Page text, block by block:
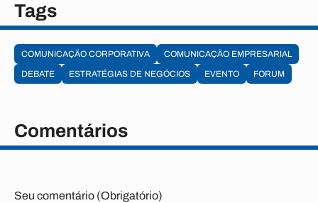
Tags
COMUNICAÇÃO CORPORATIVA
COMUNICAÇÃO EMPRESARIAL
DEBATE
ESTRATÉGIAS DE NEGÓCIOS EVENTO FORUM
Comentários
Seu comentário (Obrigatório)